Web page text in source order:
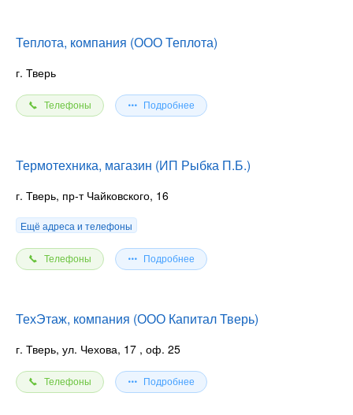
Теплота, компания (ООО Теплота)
г. Тверь
Телефоны Подробнее
Термотехника, магазин (ИП Рыбка П.Б.)
г. Тверь, пр-т Чайковского, 16
Ещё адреса и телефоны
Телефоны Подробнее
ТехЭтаж, компания (ООО Капитал Тверь)
г. Тверь, ул. Чехова, 17 , оф. 25
Телефоны Подробнее